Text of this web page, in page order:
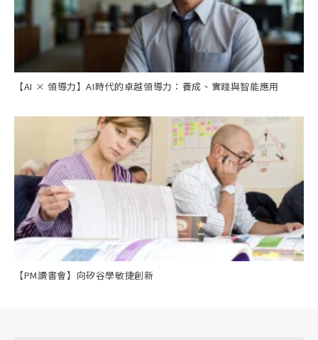
【AI × 領導力】AI時代的卓越領導力：養成、實踐與智能應用
【PM讀書會】向矽谷學敏捷創新